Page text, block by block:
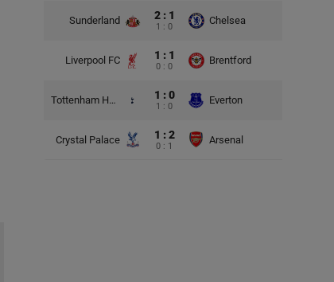
Sunderland 2 : 1
1 : 0
Chelsea
Liverpool FC 1 : 1
0 : 0
Brentford
Tottenham Hotspur 1 : 0
1 : 0
Everton
Crystal Palace 1 : 2
0 : 1
Arsenal